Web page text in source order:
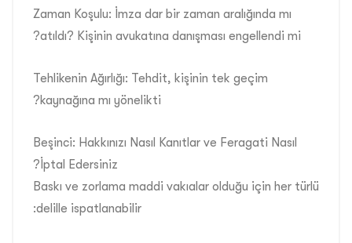
Zaman Koşulu: İmza dar bir zaman aralığında mı
atıldı? Kişinin avukatına danışması engellendi mi?
Tehlikenin Ağırlığı: Tehdit, kişinin tek geçim
kaynağına mı yönelikti?
Beşinci: Hakkınızı Nasıl Kanıtlar ve Feragati Nasıl
İptal Edersiniz?
Baskı ve zorlama maddi vakıalar olduğu için her türlü
delille ispatlanabilir: